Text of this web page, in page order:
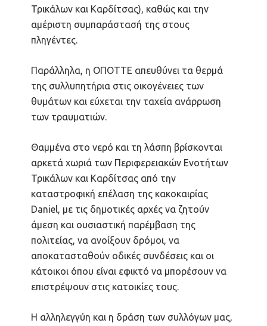
Τρικάλων και Καρδίτσας), καθώς και την
αμέριστη συμπαράστασή της στους
πληγέντες.
Παράλληλα, η ΟΠΟΤΤΕ απευθύνει τα θερμά
της συλλυπητήρια στις οικογένειες των
θυμάτων και εύχεται την ταχεία ανάρρωση
των τραυματιών.
Θαμμένα στο νερό και τη λάσπη βρίσκονται
αρκετά χωριά των Περιφερειακών Ενοτήτων
Τρικάλων και Καρδίτσας από την
καταστροφική επέλαση της κακοκαιρίας
Daniel, με τις δημοτικές αρχές να ζητούν
άμεση και ουσιαστική παρέμβαση της
πολιτείας, να ανοίξουν δρόμοι, να
αποκατασταθούν οδικές συνδέσεις και οι
κάτοικοι όπου είναι εφικτό να μπορέσουν να
επιστρέψουν στις κατοικίες τους.
Η αλληλεγγύη και η δράση των συλλόγων μας,